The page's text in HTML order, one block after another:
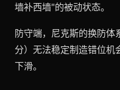
墙补西墙"的被动状态。
防守端，尼克斯的换防体
分）无法稳定制造错位机
下滑。